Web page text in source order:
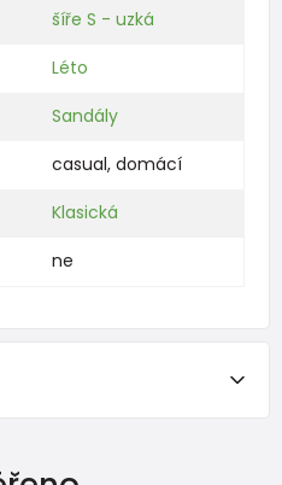
šíře S - uzká
Léto
Sandály
casual, domácí
Klasická
ne